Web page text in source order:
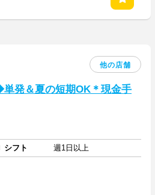
他の店舗
単発＆夏の短期OK＊現金手
シフト
週1日以上